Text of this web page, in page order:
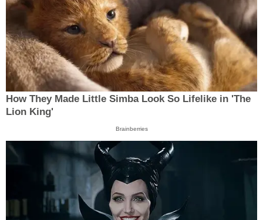
How They Made Little Simba Look So Lifelike in 'The
Lion King'
Brainberries